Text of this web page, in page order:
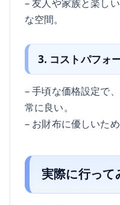
な空間。
3. コストパフォ
– 手頃な価格設定で
常に良い。
– お財布に優しいた
実際に行って